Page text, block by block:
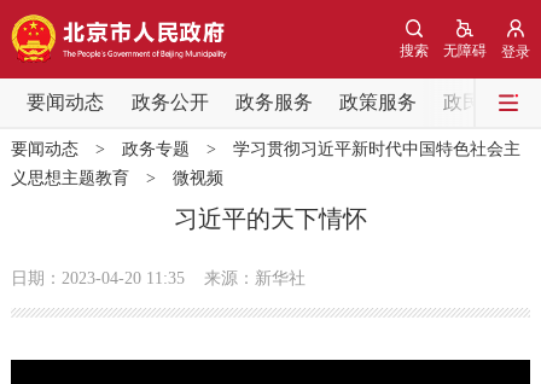
登录
无障碍
搜索
要闻动态 政务公开 政务服务 政策服务 政民互动
要闻动态
党中央精神 国务院信息 中央部委动态
会议信息
各区热点
政务公开
要闻动态> 政务专题 > 学习贯彻习近平新时代中国特色社会主
义思想主题教育 > 微视频
习近平的天下情怀
日期：2023-04-20 11:35 来源：新华社